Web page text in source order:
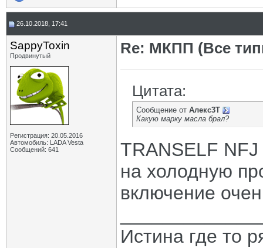
26.10.2018, 17:41
SappyToxin
Продвинутый
Регистрация: 20.05.2016
Автомобиль: LADA Vesta
Сообщений: 641
Re: МКПП (Все
Цитата:
Сообщение от Алекс3Т
Какую марку масла брал?
TRANSELF
на холодную
включение
Истина где то